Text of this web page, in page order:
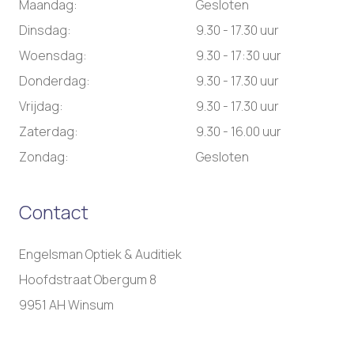
Contact
Engelsman Optiek & Auditiek
Hoofdstraat Obergum 8
9951 AH Winsum
Maandag:
Gesloten
Dinsdag:
9.30 - 17.30 uur
Woensdag:
9.30 - 17:30 uur
Donderdag:
9.30 - 17.30 uur
Vrijdag:
9.30 - 17.30 uur
Zaterdag:
9.30 - 16.00 uur
Zondag:
Gesloten